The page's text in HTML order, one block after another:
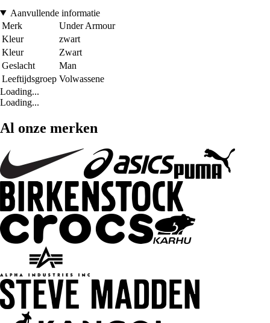
Aanvullende informatie
Merk
Under Armour
Kleur
zwart
Kleur
Zwart
Geslacht
Man
Leeftijdsgroep Volwassene
Loading...
Loading...
Al onze merken